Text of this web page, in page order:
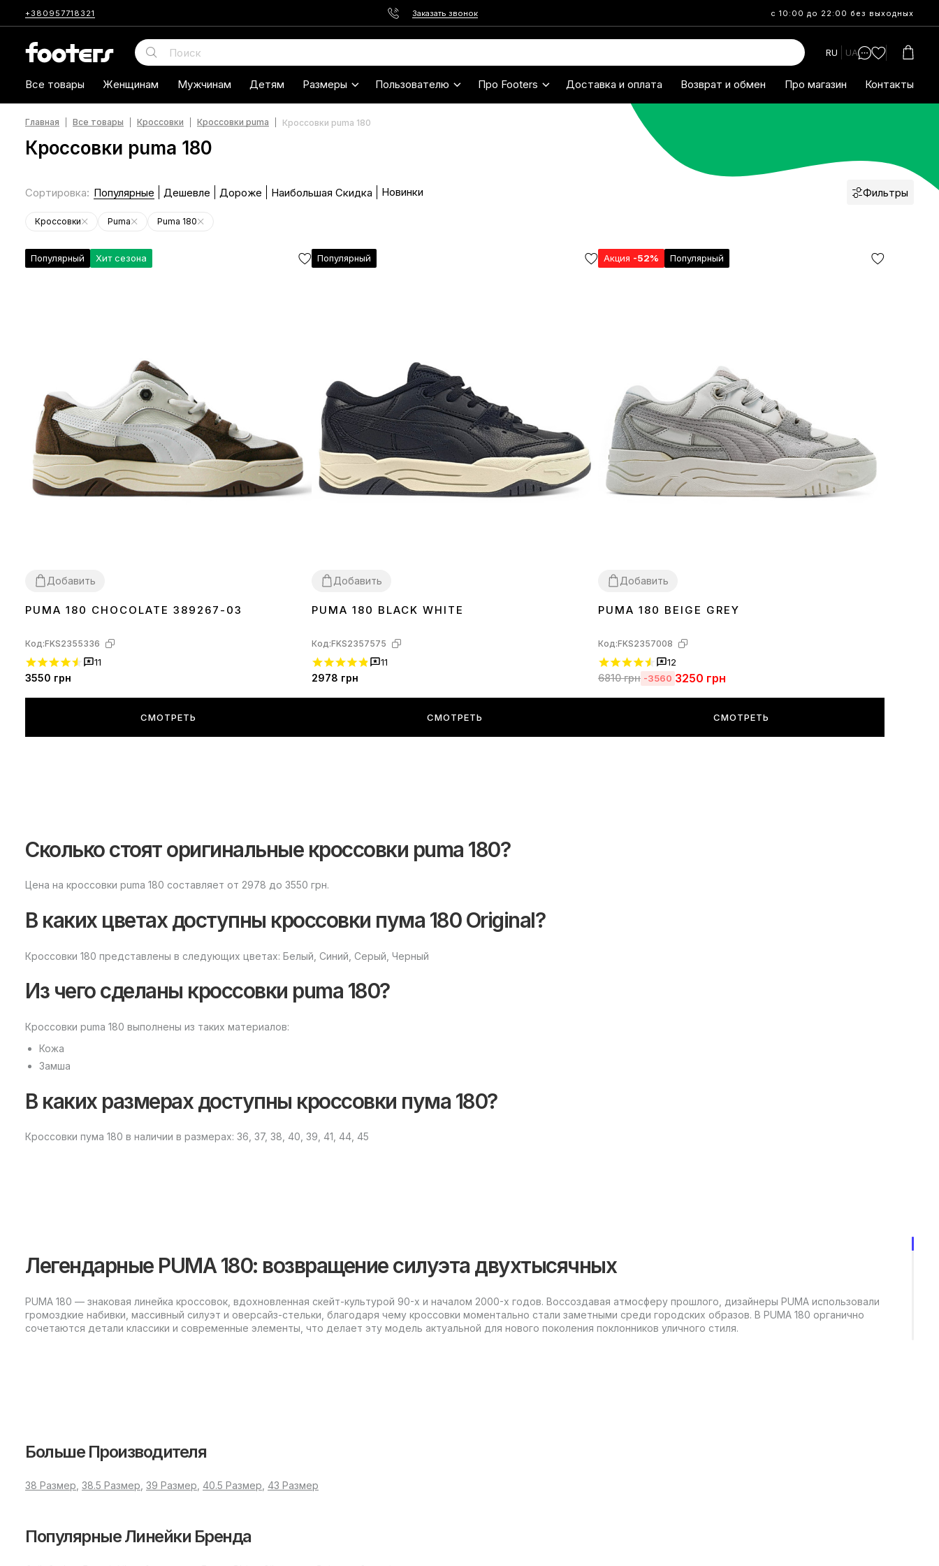
+380957718321 Заказать звонок с 10:00 до 22:00 без выходных
RU UA
Все товары Женщинам Мужчинам Детям Размеры Пользователю Про Footers Доставка и оплата Возврат и обмен Про магазин Контакты
Главная Все товары Кроссовки Кроссовки puma Кроссовки puma 180
Кроссовки puma 180
Сортировка: Популярные Дешевле Дороже Наибольшая Скидка Новинки Фильтры
Кроссовки Puma Puma 180
Популярный Хит сезона
Добавить
363738
PUMA 180 CHOCOLATE 389267-03
Код:FKS2355336
11
3550 грн
СМОТРЕТЬ
Популярный
Добавить
373839 4041 4445
PUMA 180 BLACK WHITE
Код:FKS2357575
11
2978 грн
СМОТРЕТЬ
Акция -52% Популярный
Добавить
40
PUMA 180 BEIGE GREY
Код:FKS2357008
12
6810грн -3560 3250 грн
СМОТРЕТЬ
Сколько стоят оригинальные кроссовки puma 180?
Цена на кроссовки puma 180 составляет от 2978 до 3550 грн.
В каких цветах доступны кроссовки пума 180 Original?
Кроссовки 180 представлены в следующих цветах: Белый, Синий, Серый, Черный
Из чего сделаны кроссовки puma 180?
Кроссовки puma 180 выполнены из таких материалов:
Кожа
Замша
В каких размерах доступны кроссовки пума 180?
Кроссовки пума 180 в наличии в размерах: 36, 37, 38, 40, 39, 41, 44, 45
Легендарные PUMA 180: возвращение силуэта двухтысячных
PUMA 180 — знаковая линейка кроссовок, вдохновленная скейт-культурой 90-х и началом 2000-х годов. Воссоздавая атмосферу прошлого, дизайнеры PUMA использовали
громоздкие набивки, массивный силуэт и оверсайз-стельки, благодаря чему кроссовки моментально стали заметными среди городских образов. В PUMA 180 органично
сочетаются детали классики и современные элементы, что делает эту модель актуальной для нового поколения поклонников уличного стиля.
повседневный гардероб.
Вариант с особой отделкой, в котором используется прочная ткань и усиленные детали для больших нагрузок. Этот выбор — отличный баланс стиля и износостойкости,
Больше Производителя
38 Размер 38.5 Размер 39 Размер 40.5 Размер 43 Размер
Популярные Линейки Бренда